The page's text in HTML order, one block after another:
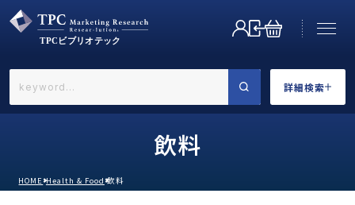
詳細検索
←戻る
飲料
HOME Health & Food 飲料